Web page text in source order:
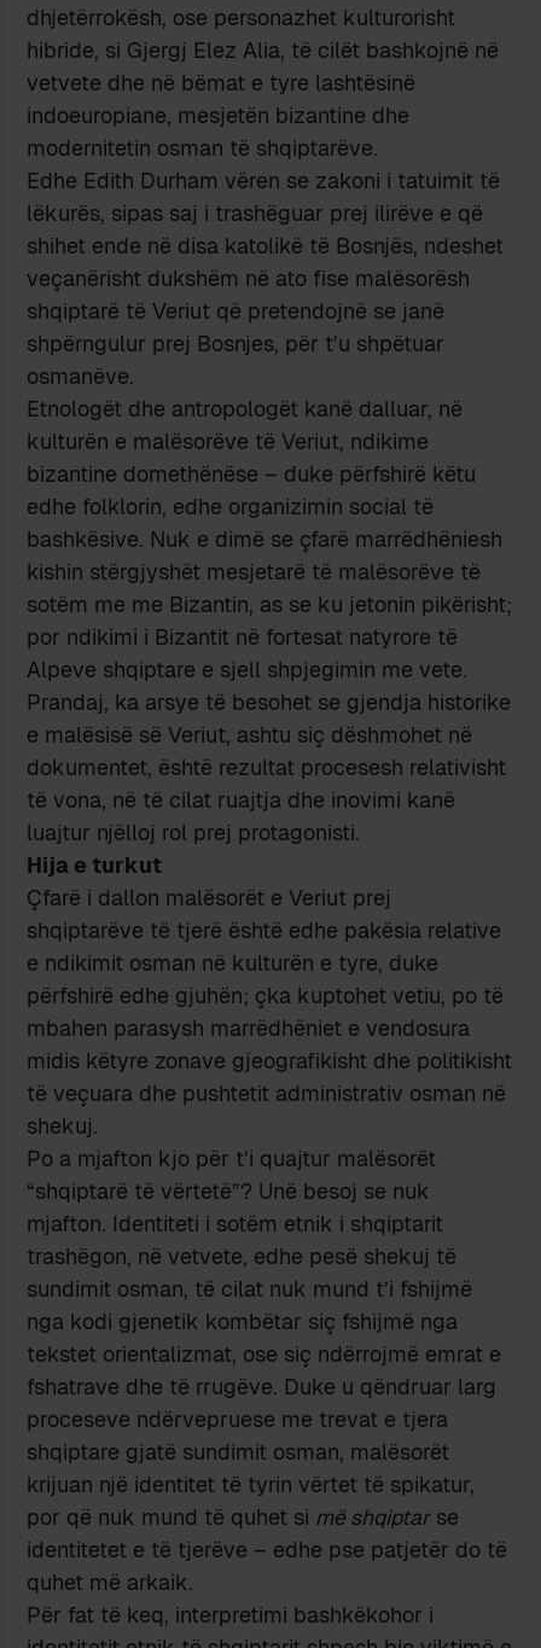
dhjetërrokësh, ose personazhet kulturorisht
hibride, si Gjergj Elez Alia, të cilët bashkojnë në
vetvete dhe në bëmat e tyre lashtësinë
indoeuropiane, mesjetën bizantine dhe
modernitetin osman të shqiptarëve.
Edhe Edith Durham vëren se zakoni i tatuimit të
lëkurës, sipas saj i trashëguar prej ilirëve e që
shihet ende në disa katolikë të Bosnjës, ndeshet
veçanërisht dukshëm në ato fise malësorësh
shqiptarë të Veriut që pretendojnë se janë
shpërngulur prej Bosnjes, për t’u shpëtuar
osmanëve.
Etnologët dhe antropologët kanë dalluar, në
kulturën e malësorëve të Veriut, ndikime
bizantine domethënëse – duke përfshirë këtu
edhe folklorin, edhe organizimin social të
bashkësive. Nuk e dimë se çfarë marrëdhëniesh
kishin stërgjyshët mesjetarë të malësorëve të
sotëm me me Bizantin, as se ku jetonin pikërisht;
por ndikimi i Bizantit në fortesat natyrore të
Alpeve shqiptare e sjell shpjegimin me vete.
Prandaj, ka arsye të besohet se gjendja historike
e malësisë së Veriut, ashtu siç dëshmohet në
dokumentet, është rezultat procesesh relativisht
të vona, në të cilat ruajtja dhe inovimi kanë
luajtur njëlloj rol prej protagonisti.
Hija e turkut
Çfarë i dallon malësorët e Veriut prej
shqiptarëve të tjerë është edhe pakësia relative
e ndikimit osman në kulturën e tyre, duke
përfshirë edhe gjuhën; çka kuptohet vetiu, po të
mbahen parasysh marrëdhëniet e vendosura
midis këtyre zonave gjeografikisht dhe politikisht
të veçuara dhe pushtetit administrativ osman në
shekuj.
Po a mjafton kjo për t’i quajtur malësorët
“shqiptarë të vërtetë”? Unë besoj se nuk
mjafton. Identiteti i sotëm etnik i shqiptarit
trashëgon, në vetvete, edhe pesë shekuj të
sundimit osman, të cilat nuk mund t’i fshijmë
nga kodi gjenetik kombëtar siç fshijmë nga
tekstet orientalizmat, ose siç ndërrojmë emrat e
fshatrave dhe të rrugëve. Duke u qëndruar larg
proceseve ndërvepruese me trevat e tjera
shqiptare gjatë sundimit osman, malësorët
krijuan një identitet të tyrin vërtet të spikatur,
por që nuk mund të quhet si më shqiptarse
identitetet e të tjerëve – edhe pse patjetër do të
quhet më arkaik.
Për fat të keq, interpretimi bashkëkohor i